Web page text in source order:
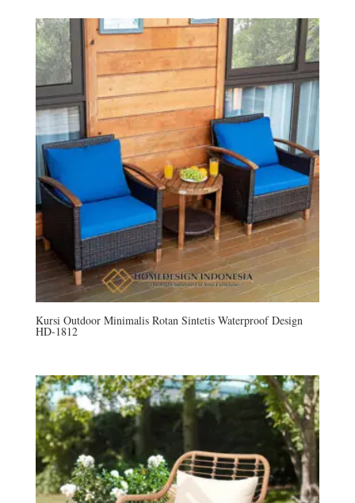
Kursi Outdoor Minimalis Rotan Sintetis Waterproof Design
HD-1812